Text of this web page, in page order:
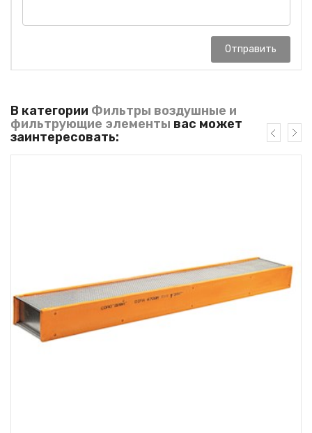
Отправить
В категории Фильтры воздушные и
фильтрующие элементы вас может
заинтересовать: